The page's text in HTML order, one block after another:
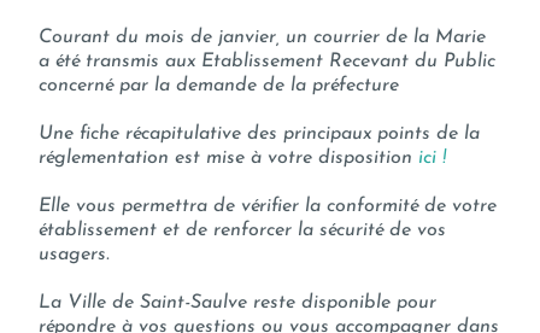
Courant du mois de janvier, un courrier de la Marie
a été transmis aux Etablissement Recevant du Public
concerné par la demande de la préfecture
Une fiche récapitulative des principaux points de la
réglementation est mise à votre disposition ici !
Elle vous permettra de vérifier la conformité de votre
établissement et de renforcer la sécurité de vos
usagers.
La Ville de Saint-Saulve reste disponible pour
répondre à vos questions ou vous accompagner dans